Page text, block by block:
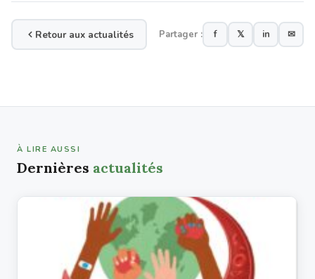
Retour aux actualités Partager : f 𝕏 in ✉
À LIRE AUSSI
Dernières actualités